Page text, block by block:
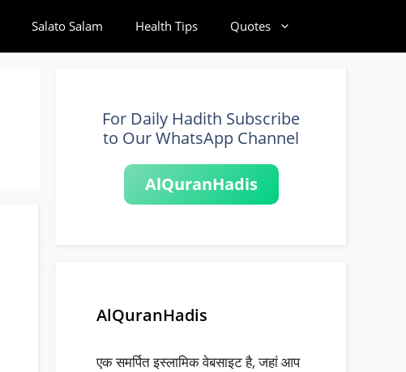
Salato Salam Health Tips Quotes
For Daily Hadith Subscribe
to Our WhatsApp Channel
AlQuranHadis
AlQuranHadis
एक समर्पित इस्लामिक वेबसाइट है, जहां आप